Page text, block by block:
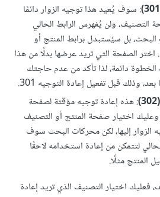
: سوف يُعيد هذا توجيه الزوار دائمًا
التصنيف، ولن يُفهرس الرابط الحالي
بل سيُستبدل برابط المنتج أو
اختر الصفحة التي تريد عرضها بدلًا من هذا
الخطوة دائمة، لذا تأكد من عدم حاجتك
وذلك قبل تفعيل إعادة التوجيه 301.
: هذه إعادة توجيه مؤقتة لصفحة
اختيار صفحة المنتج أو التصنيف
إليها، لكن محركات البحث سوف
لتتمكن من إعادة استخدامه لاحقًا
المنتج مثلًا.
اختيار التصنيف الذي تريد إعادة